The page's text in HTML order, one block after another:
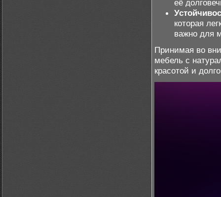
её
которая
важно для
Принимая во
мебель с
красотой и